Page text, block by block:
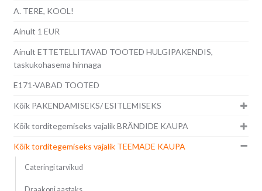
A. TERE, KOOL!
Ainult 1 EUR
Ainult ETTETELLITAVAD TOOTED HULGIPAKENDIS,
taskukohasema hinnaga
E171-VABAD TOOTED
Kõik PAKENDAMISEKS/ ESITLEMISEKS
Kõik torditegemiseks vajalik BRÄNDIDE KAUPA
Kõik torditegemiseks vajalik TEEMADE KAUPA
Cateringi tarvikud